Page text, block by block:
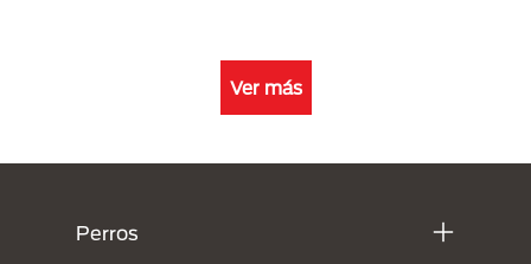
Ver más
Perros